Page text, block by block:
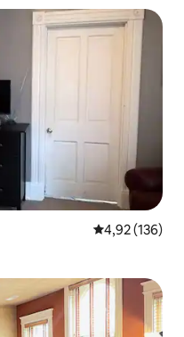
hóspedes
4,92 de uma
4,92 (136)